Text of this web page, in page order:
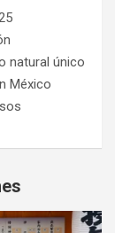
natural único
México